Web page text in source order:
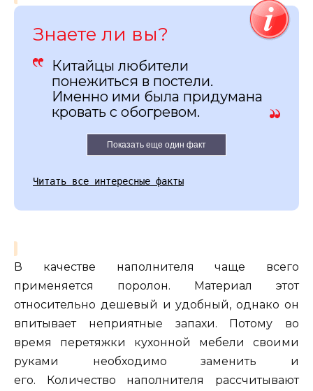
Знаете ли вы?
Китайцы любители
понежиться в постели.
Именно ими была придумана
кровать с обогревом.
Показать еще один факт
Читать все интересные факты
В качестве наполнителя чаще всего
применяется поролон. Материал этот
относительно дешевый и удобный, однако он
впитывает неприятные запахи. Потому во
время перетяжки кухонной мебели своими
руками необходимо заменить и
его. Количество наполнителя рассчитывают